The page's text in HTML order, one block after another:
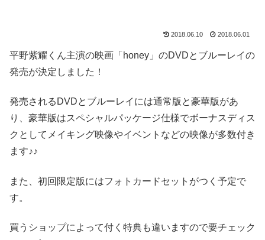
2018.06.10 2018.06.01
平野紫耀くん主演の映画「honey」のDVDとブルーレイの
発売が決定しました！
発売されるDVDとブルーレイには通常版と豪華版があ
り、豪華版はスペシャルパッケージ仕様でボーナスディス
クとしてメイキング映像やイベントなどの映像が多数付き
ます♪♪
また、初回限定版にはフォトカードセットがつく予定で
す。
買うショップによって付く特典も違いますので要チェック